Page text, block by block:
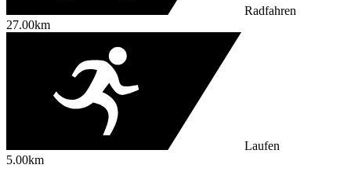
Radfahren
27.00km
Laufen
5.00km